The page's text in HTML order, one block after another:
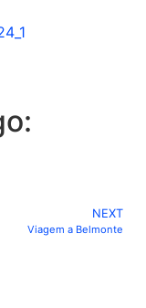
NEXT
Viagem a Belmonte